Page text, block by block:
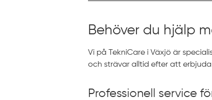
Behöver du hjälp
Vi på TekniCare i Växjö är
och strävar alltid efter att
Professionell service